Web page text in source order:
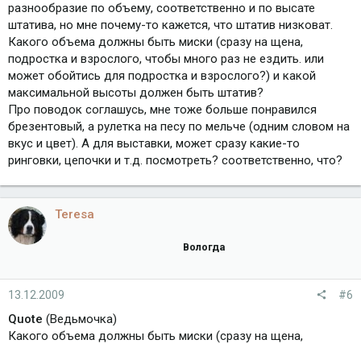
разнообразие по объему, соответственно и по высате
штатива, но мне почему-то кажется, что штатив низковат.
Какого объема должны быть миски (сразу на щена,
подростка и взрослого, чтобы много раз не ездить. или
может обойтись для подростка и взрослого?) и какой
максимальной высоты должен быть штатив?
Про поводок соглашусь, мне тоже больше понравился
брезентовый, а рулетка на песу по мельче (одним словом на
вкус и цвет). А для выставки, может сразу какие-то
ринговки, цепочки и т.д. посмотреть? соответственно, что?
Teresa
Вологда
13.12.2009 #6
Quote (Ведьмочка)
Какого объема должны быть миски (сразу на щена,